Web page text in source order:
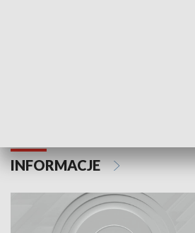
INFORMACJE